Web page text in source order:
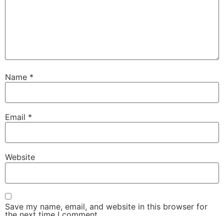
Name *
Email *
Website
Save my name, email, and website in this browser for